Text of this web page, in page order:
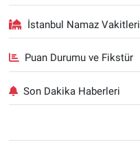
İstanbul Namaz Vakitleri
Puan Durumu ve Fikstür
Son Dakika Haberleri